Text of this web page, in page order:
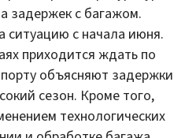
задержек с багажом.
с начала июня.
приходится ждать по
объясняют задержки
сезон. Кроме того,
технологических